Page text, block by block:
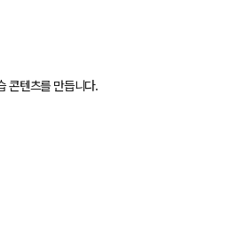
콘텐츠를 만듭니다.